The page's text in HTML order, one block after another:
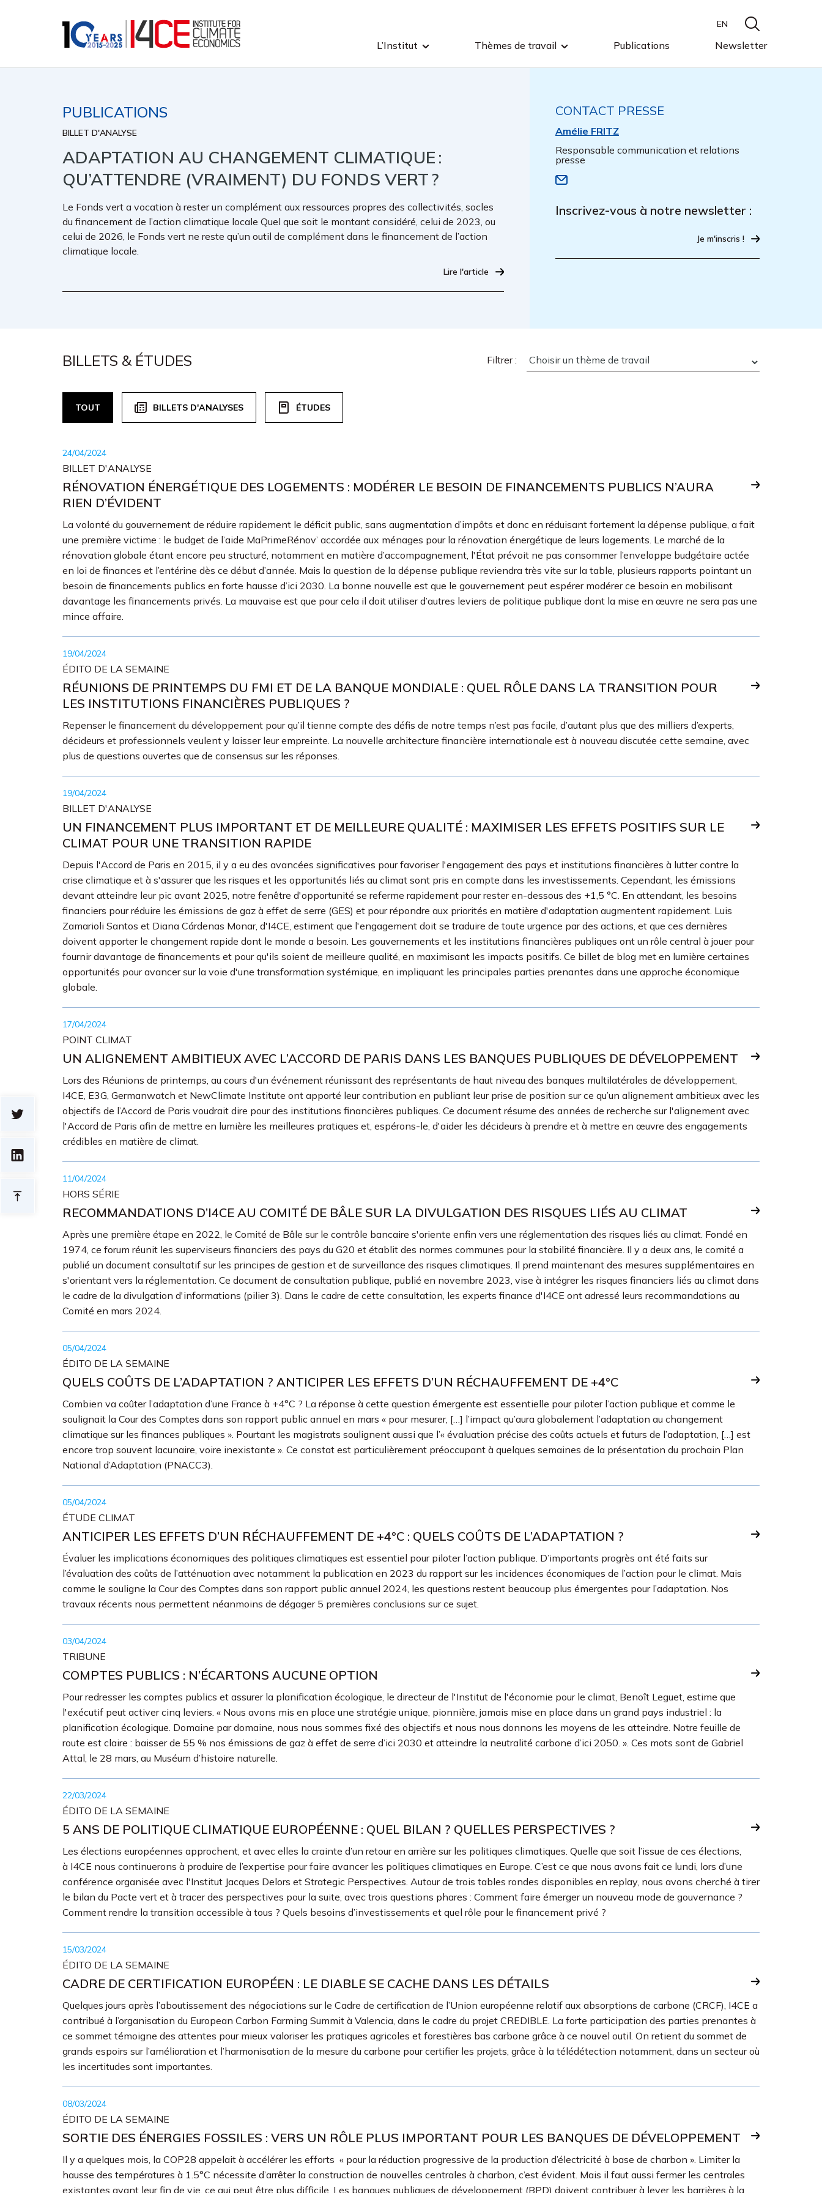
L’Institut Thèmes de travail Publications Newsletter
EN
PUBLICATIONS
BILLET D'ANALYSE
ADAPTATION AU CHANGEMENT CLIMATIQUE :
QU’ATTENDRE (VRAIMENT) DU FONDS VERT ?
Le Fonds vert a vocation à rester un complément aux ressources propres des collectivités, socles
du financement de l’action climatique locale Quel que soit le montant considéré, celui de 2023, ou
celui de 2026, le Fonds vert ne reste qu’un outil de complément dans le financement de l’action
climatique locale.
Lire l'article
CONTACT PRESSE
Amélie FRITZ
Responsable communication et relations
presse
Inscrivez-vous à notre newsletter :
Je m'inscris !
BILLETS & ÉTUDES Filtrer :
TOUT BILLETS D'ANALYSES ÉTUDES
24/04/2024
BILLET D'ANALYSE
RÉNOVATION ÉNERGÉTIQUE DES LOGEMENTS : MODÉRER LE BESOIN DE FINANCEMENTS PUBLICS N’AURA
RIEN D’ÉVIDENT
La volonté du gouvernement de réduire rapidement le déficit public, sans augmentation d’impôts et donc en réduisant fortement la dépense publique, a fait
une première victime : le budget de l’aide MaPrimeRénov’ accordée aux ménages pour la rénovation énergétique de leurs logements. Le marché de la
rénovation globale étant encore peu structuré, notamment en matière d’accompagnement, l'État prévoit ne pas consommer l’enveloppe budgétaire actée
en loi de finances et l’entérine dès ce début d’année. Mais la question de la dépense publique reviendra très vite sur la table, plusieurs rapports pointant un
besoin de financements publics en forte hausse d’ici 2030. La bonne nouvelle est que le gouvernement peut espérer modérer ce besoin en mobilisant
davantage les financements privés. La mauvaise est que pour cela il doit utiliser d’autres leviers de politique publique dont la mise en œuvre ne sera pas une
mince affaire.
19/04/2024
ÉDITO DE LA SEMAINE
RÉUNIONS DE PRINTEMPS DU FMI ET DE LA BANQUE MONDIALE : QUEL RÔLE DANS LA TRANSITION POUR
LES INSTITUTIONS FINANCIÈRES PUBLIQUES ?
Repenser le financement du développement pour qu’il tienne compte des défis de notre temps n’est pas facile, d’autant plus que des milliers d’experts,
décideurs et professionnels veulent y laisser leur empreinte. La nouvelle architecture financière internationale est à nouveau discutée cette semaine, avec
plus de questions ouvertes que de consensus sur les réponses.
19/04/2024
BILLET D'ANALYSE
UN FINANCEMENT PLUS IMPORTANT ET DE MEILLEURE QUALITÉ : MAXIMISER LES EFFETS POSITIFS SUR LE
CLIMAT POUR UNE TRANSITION RAPIDE
Depuis l'Accord de Paris en 2015, il y a eu des avancées significatives pour favoriser l'engagement des pays et institutions financières à lutter contre la
crise climatique et à s'assurer que les risques et les opportunités liés au climat sont pris en compte dans les investissements. Cependant, les émissions
devant atteindre leur pic avant 2025, notre fenêtre d'opportunité se referme rapidement pour rester en-dessous des +1,5 °C. En attendant, les besoins
financiers pour réduire les émissions de gaz à effet de serre (GES) et pour répondre aux priorités en matière d'adaptation augmentent rapidement. Luis
Zamarioli Santos et Diana Cárdenas Monar, d'I4CE, estiment que l'engagement doit se traduire de toute urgence par des actions, et que ces dernières
doivent apporter le changement rapide dont le monde a besoin. Les gouvernements et les institutions financières publiques ont un rôle central à jouer pour
fournir davantage de financements et pour qu'ils soient de meilleure qualité, en maximisant les impacts positifs. Ce billet de blog met en lumière certaines
opportunités pour avancer sur la voie d'une transformation systémique, en impliquant les principales parties prenantes dans une approche économique
globale.
17/04/2024
POINT CLIMAT
UN ALIGNEMENT AMBITIEUX AVEC L’ACCORD DE PARIS DANS LES BANQUES PUBLIQUES DE DÉVELOPPEMENT
Lors des Réunions de printemps, au cours d'un événement réunissant des représentants de haut niveau des banques multilatérales de développement,
I4CE, E3G, Germanwatch et NewClimate Institute ont apporté leur contribution en publiant leur prise de position sur ce qu’un alignement ambitieux avec les
objectifs de l’Accord de Paris voudrait dire pour des institutions financières publiques. Ce document résume des années de recherche sur l'alignement avec
l'Accord de Paris afin de mettre en lumière les meilleures pratiques et, espérons-le, d'aider les décideurs à prendre et à mettre en œuvre des engagements
crédibles en matière de climat.
11/04/2024
HORS SÉRIE
RECOMMANDATIONS D’I4CE AU COMITÉ DE BÂLE SUR LA DIVULGATION DES RISQUES LIÉS AU CLIMAT
Après une première étape en 2022, le Comité de Bâle sur le contrôle bancaire s'oriente enfin vers une réglementation des risques liés au climat. Fondé en
1974, ce forum réunit les superviseurs financiers des pays du G20 et établit des normes communes pour la stabilité financière. Il y a deux ans, le comité a
publié un document consultatif sur les principes de gestion et de surveillance des risques climatiques. Il prend maintenant des mesures supplémentaires en
s'orientant vers la réglementation. Ce document de consultation publique, publié en novembre 2023, vise à intégrer les risques financiers liés au climat dans
le cadre de la divulgation d'informations (pilier 3). Dans le cadre de cette consultation, les experts finance d'I4CE ont adressé leurs recommandations au
Comité en mars 2024.
05/04/2024
ÉDITO DE LA SEMAINE
QUELS COÛTS DE L’ADAPTATION ? ANTICIPER LES EFFETS D’UN RÉCHAUFFEMENT DE +4°C
Combien va coûter l’adaptation d’une France à +4°C ? La réponse à cette question émergente est essentielle pour piloter l’action publique et comme le
soulignait la Cour des Comptes dans son rapport public annuel en mars « pour mesurer, […] l’impact qu’aura globalement l’adaptation au changement
climatique sur les finances publiques ». Pourtant les magistrats soulignent aussi que l’« évaluation précise des coûts actuels et futurs de l’adaptation, […] est
encore trop souvent lacunaire, voire inexistante ». Ce constat est particulièrement préoccupant à quelques semaines de la présentation du prochain Plan
National d’Adaptation (PNACC3).
05/04/2024
ÉTUDE CLIMAT
ANTICIPER LES EFFETS D’UN RÉCHAUFFEMENT DE +4°C : QUELS COÛTS DE L’ADAPTATION ?
Évaluer les implications économiques des politiques climatiques est essentiel pour piloter l’action publique. D’importants progrès ont été faits sur
l’évaluation des coûts de l’atténuation avec notamment la publication en 2023 du rapport sur les incidences économiques de l’action pour le climat. Mais
comme le souligne la Cour des Comptes dans son rapport public annuel 2024, les questions restent beaucoup plus émergentes pour l’adaptation. Nos
travaux récents nous permettent néanmoins de dégager 5 premières conclusions sur ce sujet.
03/04/2024
TRIBUNE
COMPTES PUBLICS : N’ÉCARTONS AUCUNE OPTION
Pour redresser les comptes publics et assurer la planification écologique, le directeur de l'Institut de l'économie pour le climat, Benoît Leguet, estime que
l'exécutif peut activer cinq leviers. « Nous avons mis en place une stratégie unique, pionnière, jamais mise en place dans un grand pays industriel : la
planification écologique. Domaine par domaine, nous nous sommes fixé des objectifs et nous nous donnons les moyens de les atteindre. Notre feuille de
route est claire : baisser de 55 % nos émissions de gaz à effet de serre d’ici 2030 et atteindre la neutralité carbone d’ici 2050. ». Ces mots sont de Gabriel
Attal, le 28 mars, au Muséum d’histoire naturelle.
22/03/2024
ÉDITO DE LA SEMAINE
5 ANS DE POLITIQUE CLIMATIQUE EUROPÉENNE : QUEL BILAN ? QUELLES PERSPECTIVES ?
Les élections européennes approchent, et avec elles la crainte d’un retour en arrière sur les politiques climatiques. Quelle que soit l’issue de ces élections,
à I4CE nous continuerons à produire de l’expertise pour faire avancer les politiques climatiques en Europe. C’est ce que nous avons fait ce lundi, lors d’une
conférence organisée avec l'Institut Jacques Delors et Strategic Perspectives. Autour de trois tables rondes disponibles en replay, nous avons cherché à tirer
le bilan du Pacte vert et à tracer des perspectives pour la suite, avec trois questions phares : Comment faire émerger un nouveau mode de gouvernance ?
Comment rendre la transition accessible à tous ? Quels besoins d’investissements et quel rôle pour le financement privé ?
15/03/2024
ÉDITO DE LA SEMAINE
CADRE DE CERTIFICATION EUROPÉEN : LE DIABLE SE CACHE DANS LES DÉTAILS
Quelques jours après l’aboutissement des négociations sur le Cadre de certification de l’Union européenne relatif aux absorptions de carbone (CRCF), I4CE a
contribué à l’organisation du European Carbon Farming Summit à Valencia, dans le cadre du projet CREDIBLE. La forte participation des parties prenantes à
ce sommet témoigne des attentes pour mieux valoriser les pratiques agricoles et forestières bas carbone grâce à ce nouvel outil. On retient du sommet de
grands espoirs sur l’amélioration et l’harmonisation de la mesure du carbone pour certifier les projets, grâce à la télédétection notamment, dans un secteur où
les incertitudes sont importantes.
08/03/2024
ÉDITO DE LA SEMAINE
SORTIE DES ÉNERGIES FOSSILES : VERS UN RÔLE PLUS IMPORTANT POUR LES BANQUES DE DÉVELOPPEMENT
Il y a quelques mois, la COP28 appelait à accélérer les efforts « pour la réduction progressive de la production d’électricité à base de charbon ». Limiter la
hausse des températures à 1.5°C nécessite d’arrêter la construction de nouvelles centrales à charbon, c’est évident. Mais il faut aussi fermer les centrales
existantes avant leur fin de vie, ce qui peut être plus difficile. Les banques publiques de développement (BPD) doivent contribuer à lever les barrières à la